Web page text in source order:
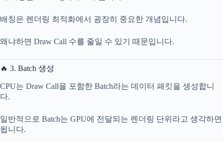
배칭은 렌더링 최적화에서 굉장히 중요한 개념입니다.
왜냐하면 Draw Call 수를 줄일 수 있기 때문입니다.
🔥 3. Batch 생성
CPU는 Draw Call을 포함한 Batch라는 데이터 패킷을 생성합니
다.
일반적으로 Batch는 GPU에 전달되는 렌더링 단위라고 생각하면
됩니다.